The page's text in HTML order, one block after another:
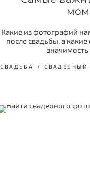
Какие из фотографий
после свадьбы, а
значимость
СВАДЬБА СВАДЕБНЫЙ